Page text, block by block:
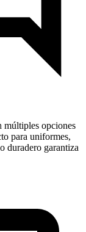
múltiples opciones
para uniformes,
duradero garantiza